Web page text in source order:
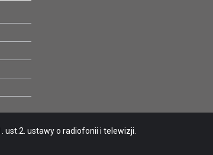
ustawy o radiofonii i telewizji.